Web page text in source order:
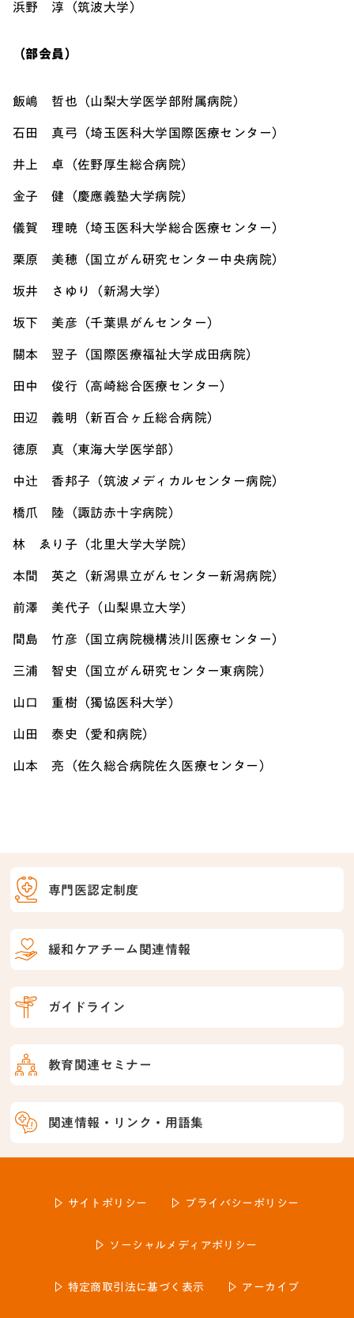
専門医認定制度
緩和ケアチーム関連情報
ガイドライン
教育関連セミナー
関連情報・リンク・用語集
浜野 淳（筑波大学）
（部会員）
飯嶋 哲也（山梨大学医学部附属病院）
石田 真弓（埼玉医科大学国際医療センター）
井上 卓（佐野厚生総合病院）
金子 健（慶應義塾大学病院）
儀賀 理暁（埼玉医科大学総合医療センター）
栗原 美穂（国立がん研究センター中央病院）
坂井 さゆり（新潟大学）
坂下 美彦（千葉県がんセンター）
關本 翌子（国際医療福祉大学成田病院）
田中 俊行（高崎総合医療センター）
田辺 義明（新百合ヶ丘総合病院）
徳原 真（東海大学医学部）
中辻 香邦子（筑波メディカルセンター病院）
橋爪 陸（諏訪赤十字病院）
林 ゑり子（北里大学大学院）
本間 英之（新潟県立がんセンター新潟病院）
前澤 美代子（山梨県立大学）
間島 竹彦（国立病院機構渋川医療センター）
三浦 智史（国立がん研究センター東病院）
山口 重樹（獨協医科大学）
山田 泰史（愛和病院）
山本 亮（佐久総合病院佐久医療センター）
サイトポリシー プライバシーポリシー
ソーシャルメディアポリシー
特定商取引法に基づく表示 アーカイブ